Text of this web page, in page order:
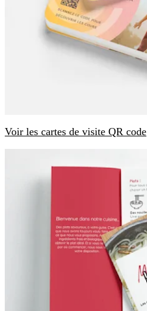
Voir les cartes de visite QR code